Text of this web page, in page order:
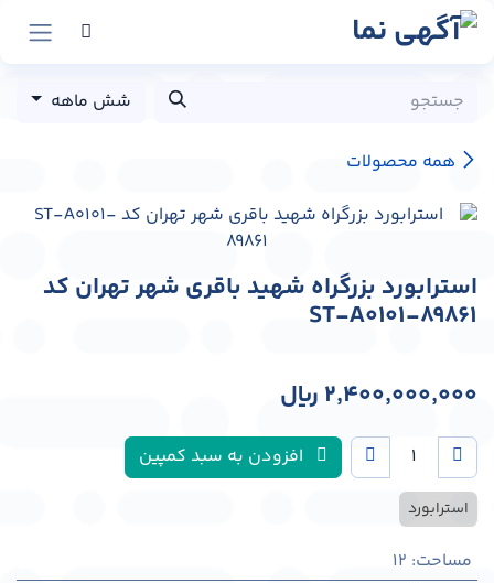
پرش به محتوا
همه محصولات
شش ماهه
استرابورد بزرگراه شهید باقری شهر تهران کد
ST-A0101-89861
2,400,000,000 ﷼
افزودن به سبد کمپین
استرابورد
مساحت:
12